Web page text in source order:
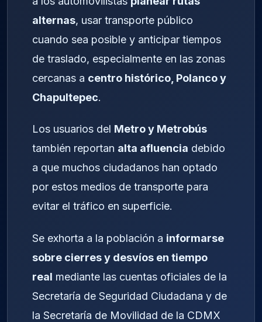
alternas, usar transporte público
cuando sea posible y anticipar tiempos
de traslado, especialmente en las zonas
cercanas a centro histórico, Polanco y
Chapultepec.
Los usuarios del Metro y Metrobús
también reportan alta afluencia debido
a que muchos ciudadanos han optado
por estos medios de transporte para
evitar el tráfico en superficie.
Se exhorta a la población a informarse
sobre cierres y desvíos en tiempo
real mediante las cuentas oficiales de la
Secretaría de Seguridad Ciudadana y de
la Secretaría de Movilidad de la CDMX